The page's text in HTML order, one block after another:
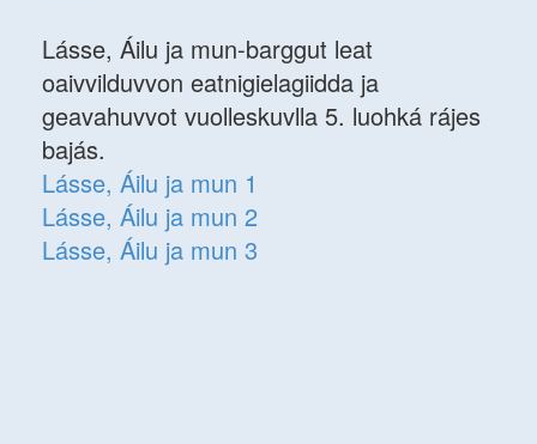
Lásse, Áilu ja mun-barggut leat
oaivvilduvvon eatnigielagiidda ja
geavahuvvot vuolleskuvlla 5. luohká rájes
bajás.
Lásse, Áilu ja mun 1
Lásse, Áilu ja mun 2
Lásse, Áilu ja mun 3